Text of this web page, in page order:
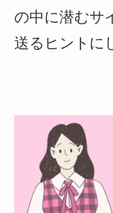
の中に潜むサ
送るヒントに